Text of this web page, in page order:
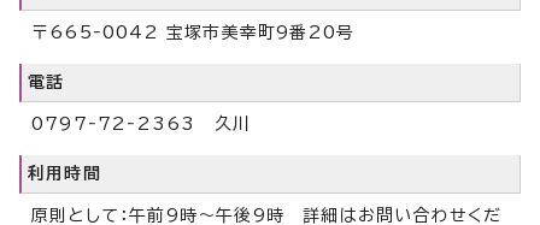
〒665‐0042 宝塚市美幸町9番20号
電話
0797‐72‐2363 久川
利用時間
原則として：午前9時～午後9時 詳細はお問い合わせくだ